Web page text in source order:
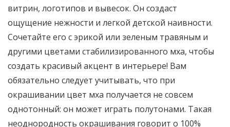
витрин, логотипов и вывесок. Он создаст
ощущение нежности и легкой детской наивности.
Сочетайте его с эрикой или зеленым травяным и
другими цветами стабилизированного мха, чтобы
создать красивый акцент в интерьере! Вам
обязательно следует учитывать, что при
окрашивании цвет мха получается не совсем
однотонный: он может играть полутонами. Такая
неоднородность окрашивания говорит о 100%